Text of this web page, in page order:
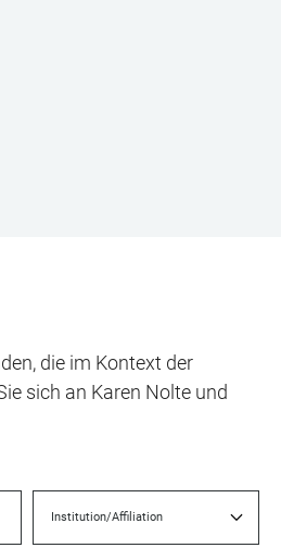
die im Kontext der
sich an Karen Nolte und
Institution/Affiliation